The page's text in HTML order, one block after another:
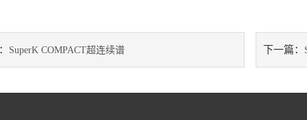
SuperK COMPACT超连续谱 下一篇：